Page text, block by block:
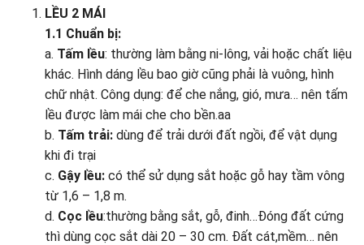
LỀU 2 MÁI
1.1 Chuẩn bị:
a. Tấm lều: thường làm bằng ni-lông, vải hoặc chất liệu
khác. Hình dáng lều bao giờ cũng phải là vuông, hình
chữ nhật. Công dụng: để che nắng, gió, mưa… nên tấm
lều được làm mái che cho bền.aa
b. Tấm trải: dùng để trải dưới đất ngồi, để vật dụng
khi đi trại
c. Gậy lều: có thể sử dụng sắt hoặc gỗ hay tầm vông
từ 1,6 – 1,8 m.
d. Cọc lều:thường bằng sắt, gỗ, đinh…Đóng đất cứng
thì dùng cọc sắt dài 20 – 30 cm. Đất cát,mềm… nên